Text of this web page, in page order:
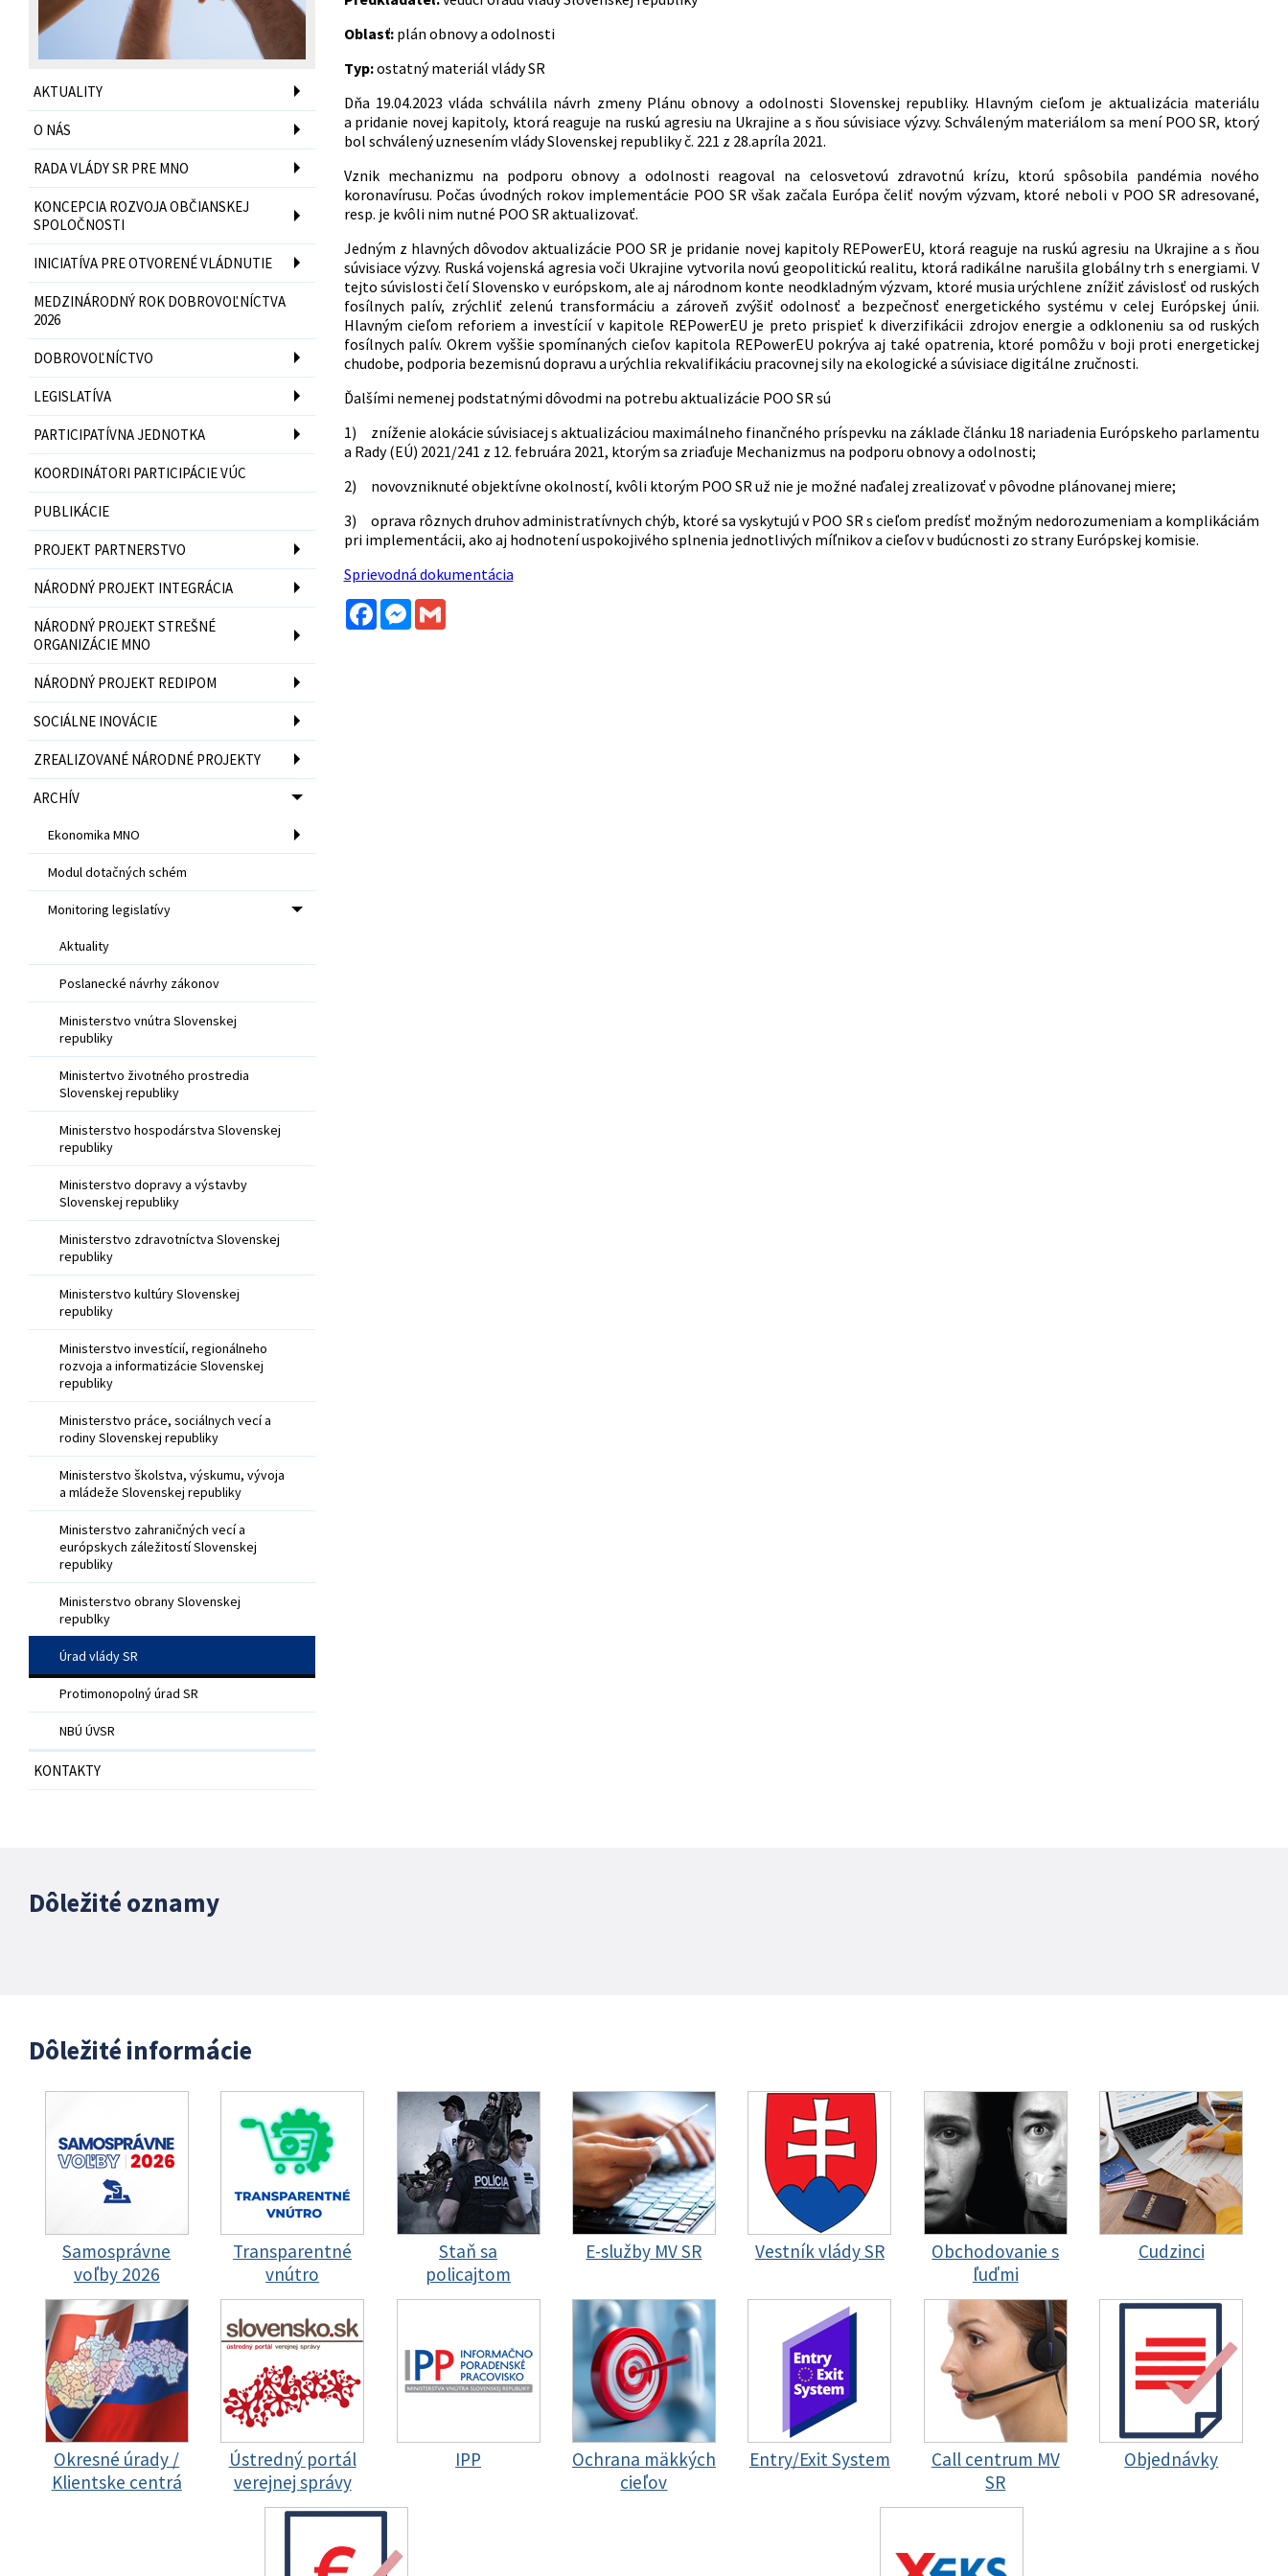
AKTUALITY
O NÁS
RADA VLÁDY SR PRE MNO
KONCEPCIA ROZVOJA OBČIANSKEJ
SPOLOČNOSTI
INICIATÍVA PRE OTVORENÉ VLÁDNUTIE
MEDZINÁRODNÝ ROK DOBROVOĽNÍCTVA
2026
DOBROVOĽNÍCTVO
LEGISLATÍVA
PARTICIPATÍVNA JEDNOTKA
KOORDINÁTORI PARTICIPÁCIE VÚC
PUBLIKÁCIE
PROJEKT PARTNERSTVO
NÁRODNÝ PROJEKT INTEGRÁCIA
NÁRODNÝ PROJEKT STREŠNÉ
ORGANIZÁCIE MNO
NÁRODNÝ PROJEKT REDIPOM
SOCIÁLNE INOVÁCIE
ZREALIZOVANÉ NÁRODNÉ PROJEKTY
ARCHÍV
Ekonomika MNO
Modul dotačných schém
Monitoring legislatívy
Aktuality
Poslanecké návrhy zákonov
Ministerstvo vnútra Slovenskej
republiky
Ministertvo životného prostredia
Slovenskej republiky
Ministerstvo hospodárstva Slovenskej
republiky
Ministerstvo dopravy a výstavby
Slovenskej republiky
Ministerstvo zdravotníctva Slovenskej
republiky
Ministerstvo kultúry Slovenskej
republiky
Ministerstvo investícií, regionálneho
rozvoja a informatizácie Slovenskej
republiky
Ministerstvo práce, sociálnych vecí a
rodiny Slovenskej republiky
Ministerstvo školstva, výskumu, vývoja
a mládeže Slovenskej republiky
Ministerstvo zahraničných vecí a
európskych záležitostí Slovenskej
republiky
Ministerstvo obrany Slovenskej
republky
Úrad vlády SR
Protimonopolný úrad SR
NBÚ ÚVSR
KONTAKTY
Oblasť: plán obnovy a odolnosti
Typ:ostatný materiál vlády SR
Dňa 19.04.2023 vláda schválila návrh zmeny Plánu obnovy a odolnosti Slovenskej republiky. Hlavným cieľom je aktualizácia materiálu
a pridanie novej kapitoly, ktorá reaguje na ruskú agresiu na Ukrajine a s ňou súvisiace výzvy. Schváleným materiálom sa mení POO SR, ktorý
bol schválený uznesením vlády Slovenskej republiky č. 221 z 28.apríla 2021.
Vznik mechanizmu na podporu obnovy a odolnosti reagoval na celosvetovú zdravotnú krízu, ktorú spôsobila pandémia nového
koronavírusu. Počas úvodných rokov implementácie POO SR však začala Európa čeliť novým výzvam, ktoré neboli v POO SR adresované,
resp. je kvôli nim nutné POO SR aktualizovať.
Jedným z hlavných dôvodov aktualizácie POO SR je pridanie novej kapitoly REPowerEU, ktorá reaguje na ruskú agresiu na Ukrajine a s ňou
súvisiace výzvy. Ruská vojenská agresia voči Ukrajine vytvorila novú geopolitickú realitu, ktorá radikálne narušila globálny trh s energiami. V
tejto súvislosti čelí Slovensko v európskom, ale aj národnom konte neodkladným výzvam, ktoré musia urýchlene znížiť závislosť od ruských
fosílnych palív, zrýchliť zelenú transformáciu a zároveň zvýšiť odolnosť a bezpečnosť energetického systému v celej Európskej únii.
Hlavným cieľom reforiem a investícií v kapitole REPowerEU je preto prispieť k diverzifikácii zdrojov energie a odkloneniu sa od ruských
fosílnych palív. Okrem vyššie spomínaných cieľov kapitola REPowerEU pokrýva aj také opatrenia, ktoré pomôžu v boji proti energetickej
chudobe, podporia bezemisnú dopravu a urýchlia rekvalifikáciu pracovnej sily na ekologické a súvisiace digitálne zručnosti.
Ďalšími nemenej podstatnými dôvodmi na potrebu aktualizácie POO SR sú
1) zníženie alokácie súvisiacej s aktualizáciou maximálneho finančného príspevku na základe článku 18 nariadenia Európskeho parlamentu
a Rady (EÚ) 2021/241 z 12. februára 2021, ktorým sa zriaďuje Mechanizmus na podporu obnovy a odolnosti;
2) novovzniknuté objektívne okolností, kvôli ktorým POO SR už nie je možné naďalej zrealizovať v pôvodne plánovanej miere;
3) oprava rôznych druhov administratívnych chýb, ktoré sa vyskytujú v POO SR s cieľom predísť možným nedorozumeniam a komplikáciám
pri implementácii, ako aj hodnotení uspokojivého splnenia jednotlivých míľnikov a cieľov v budúcnosti zo strany Európskej komisie.
Sprievodná dokumentácia
FacebookMessenger
Gmail
Dôležité oznamy
Dôležité informácie
Samosprávne
voľby 2026
Transparentné
vnútro
Staň sa
policajtom
E-služby MV SR Vestník vlády SR
Obchodovanie s
ľuďmi
Cudzinci
Okresné úrady /
Klientske centrá
Ústredný portál
verejnej správy
IPP
Ochrana mäkkých
cieľov
Entry/Exit System
Call centrum MV
SR
Objednávky